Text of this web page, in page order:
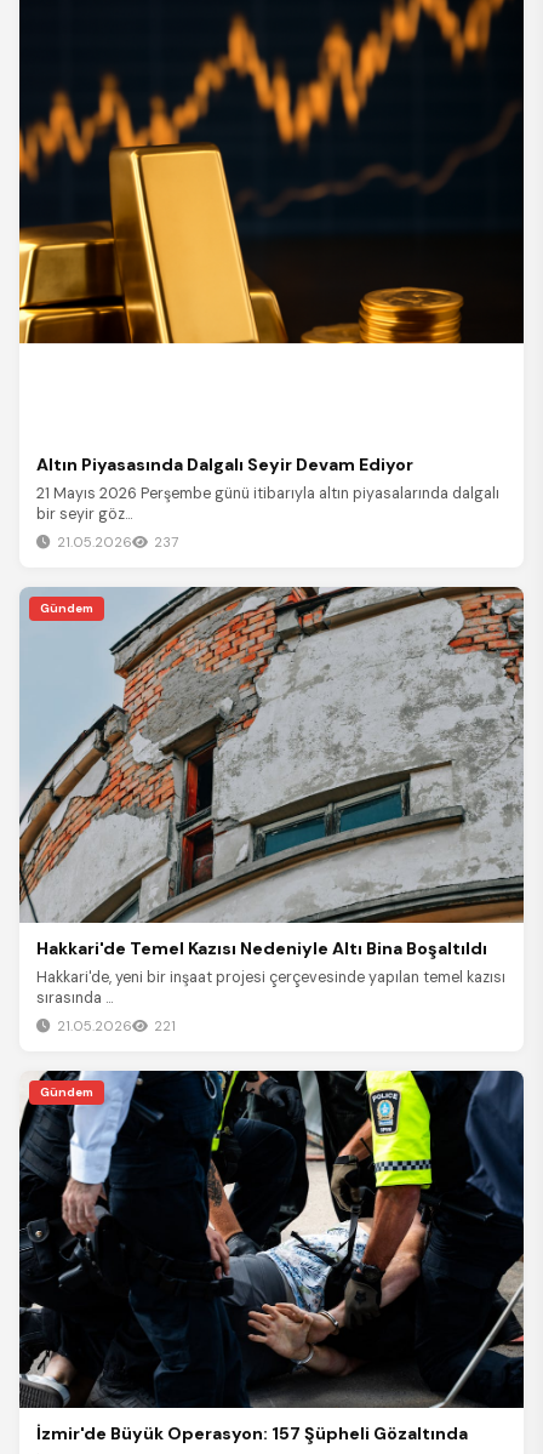
Altın Piyasasında Dalgalı Seyir Devam Ediyor
21 Mayıs 2026 Perşembe günü itibarıyla altın piyasalarında dalgalı
bir seyir göz...
21.05.2026 237
Gündem
Hakkari'de Temel Kazısı Nedeniyle Altı Bina Boşaltıldı
Hakkari'de, yeni bir inşaat projesi çerçevesinde yapılan temel kazısı
sırasında ...
21.05.2026 221
Gündem
İzmir'de Büyük Operasyon: 157 Şüpheli Gözaltında